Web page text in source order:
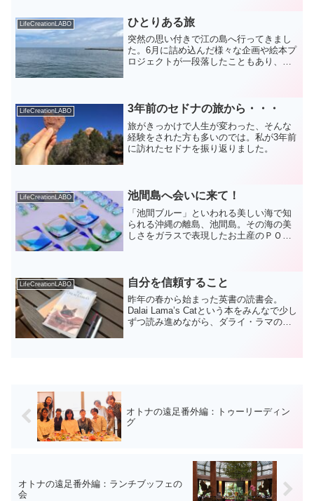
LifeCreationLABO ひとりある旅
突然の思い付きで江の島へ行ってきまし
た。6月に詰め込んだ様々な企画や絵本プ
ロジェクトが一段落したこともあり、
の一歩は自分自身でコーチ...
LifeCreationLABO 3年前のセドナの旅から・・・
旅がきっかけで人生が変わった、そんな
経験をされた方も多いのでは。私が3年前
に訪れたセドナを振り返りました。
LifeCreationLABO 池間島へ会いに来て！
「池間ブルー」といわれる美しい海で知
られる沖縄の離島、池間島。その海の美
しさをガラスで表現したお土産のＰＯＰ
LifeCreationLABO 自分を信頼すること
昨年の春から始まった英書の読書会。
Dalai Lama’s Catという本をみんなで少し
ずつ読み進めながら、ダライ・ラマの教
オトナの遠足番外編：トゥーリーディン
グ
オトナの遠足番外編：ランチブッフェの
会